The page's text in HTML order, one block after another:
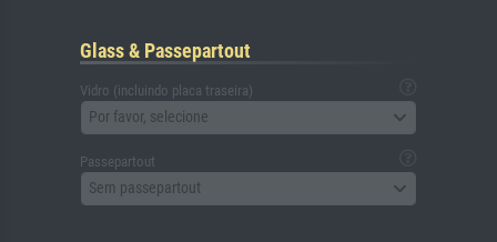
Glass & Passepartout
Vidro (incluindo placa traseira)
Por favor, selecione
Passepartout
Sem passepartout